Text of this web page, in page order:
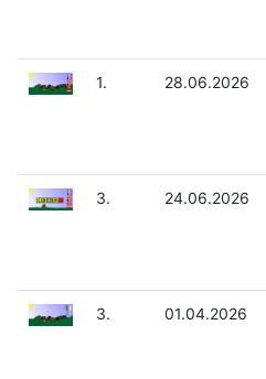
1. 28.06.2026
3. 24.06.2026
3. 01.04.2026